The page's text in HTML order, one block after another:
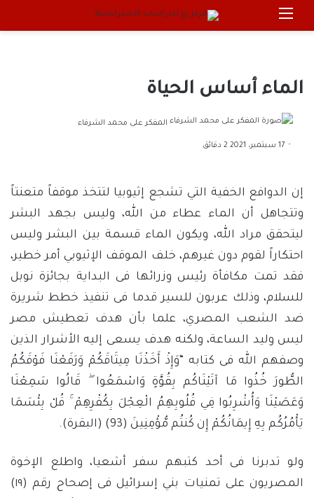
القائمة
الماء أساس الحياة
المفكر على محمد الشرفاء
17 سبتمبر، 2021
إن الدوافع الخفية التي تشجع إثيوبيا لتتخذ موقفاً متعنتاً
وتتجاهل أن الماء عطاء من الله، وليس بجهد البشر
ليتحقق مراد الله، ويكون الماء قسمة بين البشر وليس
احتكاراً لقوم دون غيرهم، خلف الموقف الإثيوبي أمر خطير،
فقد تمت مكافأة رئيس وزرائها فى البداية بجائزة نوبل
للسلام، وذلك عربون للسير قدما فى تنفيذ خطط شريرة
ضد الشعب المصري، علما بأن هدف تعطيش مصر
ليس وليد الساعة، ولكنه هدف يسعى إليه الأشرار الذين
وصفهم الله فى كتابه “وَإِذْ أَخَذْنَا مِيثَاقَكُمْ وَرَفَعْنَا فَوْقَكُمُ
الطُّورَ خُذُوا مَا آتَيْنَاكُم بِقُوَّةٍ وَاسْمَعُوا ۖ قَالُوا سَمِعْنَا
وَعَصَيْنَا وَأُشْرِبُوا فِي قُلُوبِهِمُ الْعِجْلَ بِكُفْرِهِمْ ۚ قُلْ بِئْسَمَا
يَأْمُرُكُم بِهِ إِيمَانُكُمْ إِن كُنتُم مُّؤْمِنِينَ (93) (البقرة).
ولو تدبرنا فى أحد كتبهم سفر أشعيا، واطلع الإخوة
المصريون على تمنيات بني إسرائيل فى إصحاح رقم (١٩)